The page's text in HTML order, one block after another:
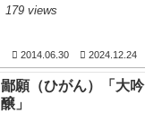
179 views
2014.06.30 2024.12.24
鄙願（ひがん）「大吟
醸」